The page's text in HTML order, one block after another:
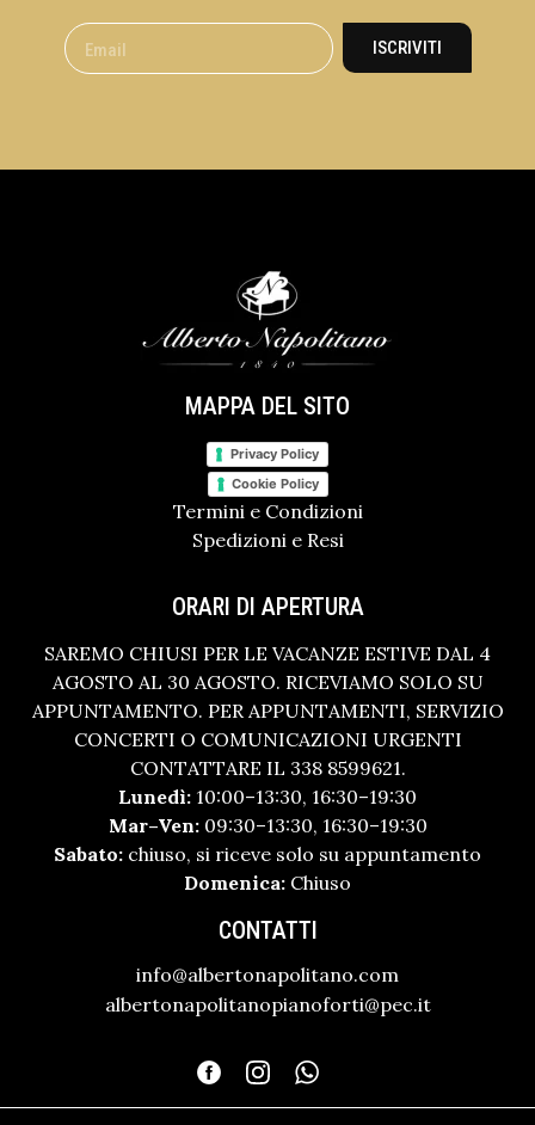
ISCRIVITI
MAPPA DEL SITO
Privacy Policy
Cookie Policy
Termini e Condizioni
Spedizioni e Resi
ORARI DI APERTURA
SAREMO CHIUSI PER LE VACANZE ESTIVE DAL 4
AGOSTO AL 30 AGOSTO. RICEVIAMO SOLO SU
APPUNTAMENTO. PER APPUNTAMENTI, SERVIZIO
CONCERTI O COMUNICAZIONI URGENTI
CONTATTARE IL 338 8599621.
Lunedì: 10:00–13:30, 16:30–19:30
Mar–Ven:09:30–13:30, 16:30–19:30
Sabato: chiuso, si riceve solo su appuntamento
Domenica: Chiuso
CONTATTI
info@albertonapolitano.com
albertonapolitanopianoforti@pec.it